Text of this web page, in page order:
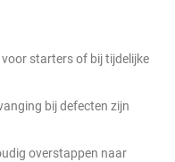
voor starters of bij tijdelijke
bij defecten zijn
overstappen naar